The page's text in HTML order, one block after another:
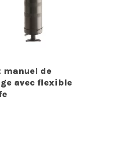
manuel de
avec flexible